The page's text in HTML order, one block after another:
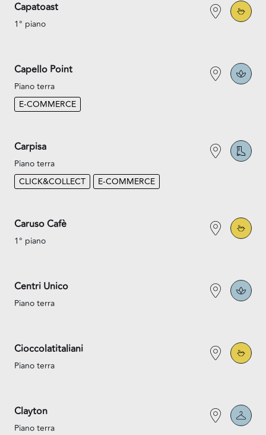
Capatoast
1° piano
Capello Point
Piano terra
E-COMMERCE
Carpisa
Piano terra
CLICK&COLLECT
E-COMMERCE
Caruso Cafè
1° piano
Centri Unico
Piano terra
Cioccolatitaliani
Piano terra
Clayton
Piano terra